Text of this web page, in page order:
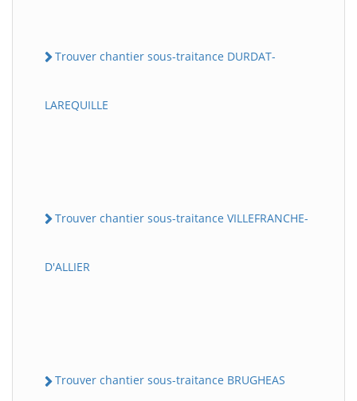
Trouver chantier sous-traitance DURDAT-
LAREQUILLE
Trouver chantier sous-traitance VILLEFRANCHE-
D'ALLIER
Trouver chantier sous-traitance BRUGHEAS